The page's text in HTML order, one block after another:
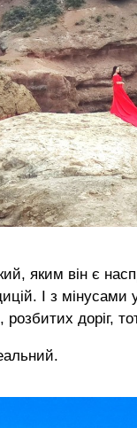
яким він є
І з
розбитих доріг,